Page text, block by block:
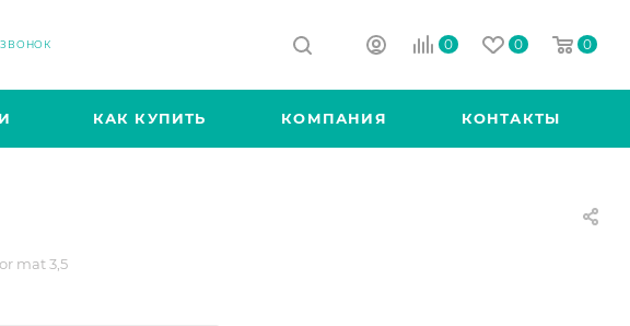
ЗВОНОК 0 0 0
КАК КУПИТЬ КОМПАНИЯ КОНТАКТЫ
mat 3,5